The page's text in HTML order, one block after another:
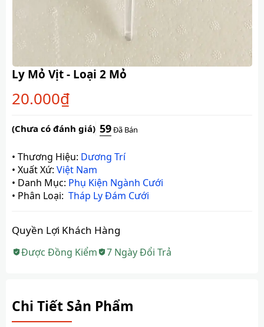
Ly Mỏ Vịt - Loại 2 Mỏ
(Chưa có đánh giá) 59Đã Bán
20.000₫
• Thương Hiệu: Dương Trí
• Xuất Xứ: Việt Nam
• Danh Mục: Phụ Kiện Ngành Cưới
• Phân Loại: Tháp Ly Đám Cưới
Quyền Lợi Khách Hàng
Được Đồng Kiểm 7 Ngày Đổi Trả
Chi Tiết Sản Phẩm